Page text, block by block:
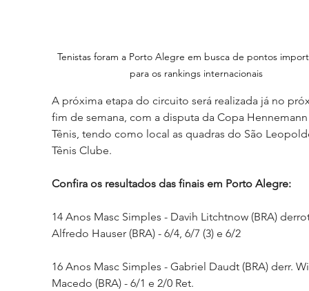
Tenistas foram a Porto Alegre em busca de pontos
para os rankings internacionais
A próxima etapa do circuito será realizada já no
fim de semana, com a disputa da Copa
Tênis, tendo como local as quadras do São
Tênis Clube.
Confira os resultados das finais em Porto Alegre:
14 Anos Masc Simples - Davih Litchtnow (BRA)
Alfredo Hauser (BRA) - 6/4, 6/7 (3) e 6/2
16 Anos Masc Simples - Gabriel Daudt (BRA) derr.
Macedo (BRA) - 6/1 e 2/0 Ret.